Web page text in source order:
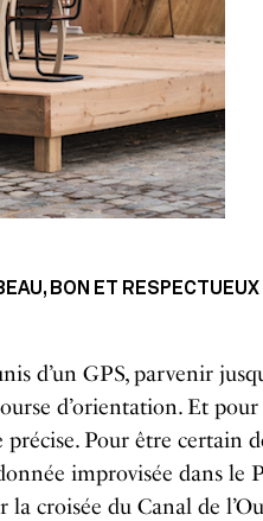
BON ET RESPECTUEUX
d’un GPS, parvenir
d’orientation. Et pour
précise. Pour être certain
improvisée dans le
croisée du Canal de